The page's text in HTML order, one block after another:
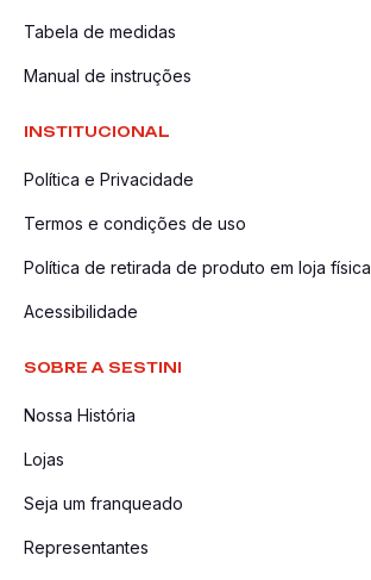
Tabela de medidas
Manual de instruções
INSTITUCIONAL
Política e Privacidade
Termos e condições de uso
Política de retirada de produto em loja física
Acessibilidade
SOBRE A SESTINI
Nossa História
Lojas
Seja um franqueado
Representantes